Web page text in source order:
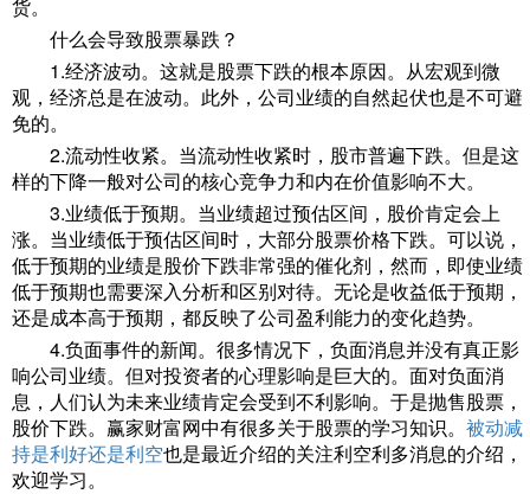
货。
什么会导致股票暴跌？
1.经济波动。这就是股票下跌的根本原因。从宏观到微
观，经济总是在波动。此外，公司业绩的自然起伏也是不可避
免的。
2.流动性收紧。当流动性收紧时，股市普遍下跌。但是这
样的下降一般对公司的核心竞争力和内在价值影响不大。
3.业绩低于预期。当业绩超过预估区间，股价肯定会上
涨。当业绩低于预估区间时，大部分股票价格下跌。可以说，
低于预期的业绩是股价下跌非常强的催化剂，然而，即使业绩
低于预期也需要深入分析和区别对待。无论是收益低于预期，
还是成本高于预期，都反映了公司盈利能力的变化趋势。
4.负面事件的新闻。很多情况下，负面消息并没有真正影
响公司业绩。但对投资者的心理影响是巨大的。面对负面消
息，人们认为未来业绩肯定会受到不利影响。于是抛售股票，
股价下跌。赢家财富网中有很多关于股票的学习知识。 被动减
持是利好还是利空也是最近介绍的关注利空利多消息的介绍，
欢迎学习。